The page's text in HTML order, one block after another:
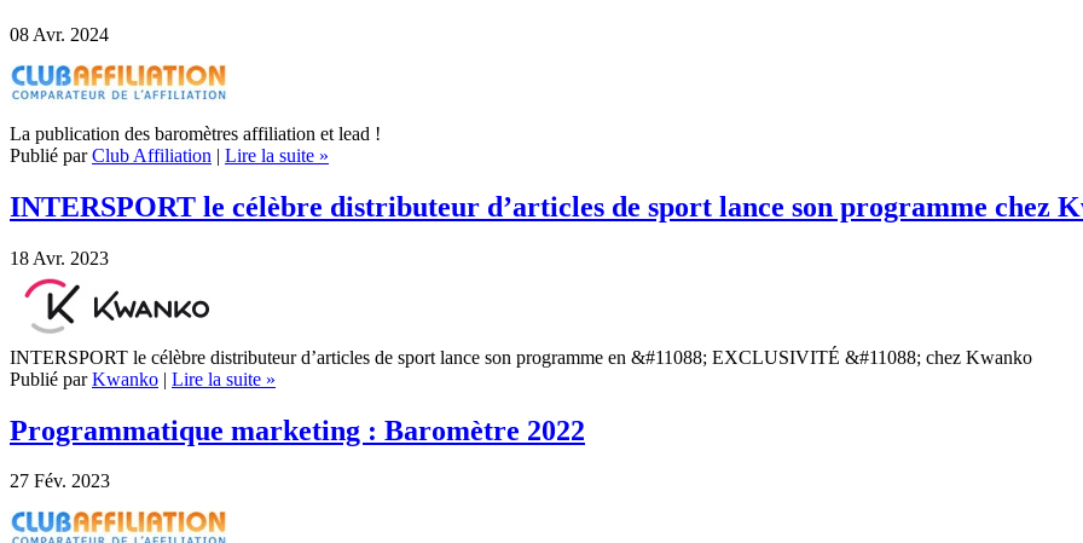
08 Avr. 2024
La publication des baromètres affiliation et lead !
Publié parClub Affiliation | Lire la suite »
INTERSPORT le célèbre distributeur d’articles de sport lance son programme chez
18 Avr. 2023
INTERSPORT le célèbre distributeur d’articles de sport lance son programme en &#11088; EXCLUSIVITÉ &#11088; chez Kwanko
Publié parKwanko | Lire la suite »
Programmatique marketing : Baromètre 2022
27 Fév. 2023